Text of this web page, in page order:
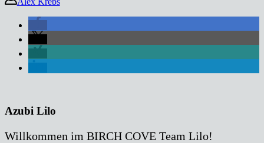
Azubi Lilo
Willkommen im BIRCH COVE Team Lilo!